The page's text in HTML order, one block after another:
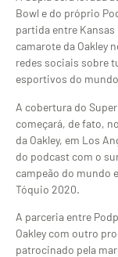
Bowl e do próprio
partida entre
camarote da Oakley
redes sociais sobre
esportivos do
A cobertura do
começará, de fato,
da Oakley, em Los
do podcast com o
campeão do mundo
Tóquio 2020.
A parceria entre
Oakley com outro
patrocinado pela